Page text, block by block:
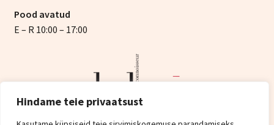
Hindame teie privaatsust
Pood avatud
E – R 10:00 – 17:00